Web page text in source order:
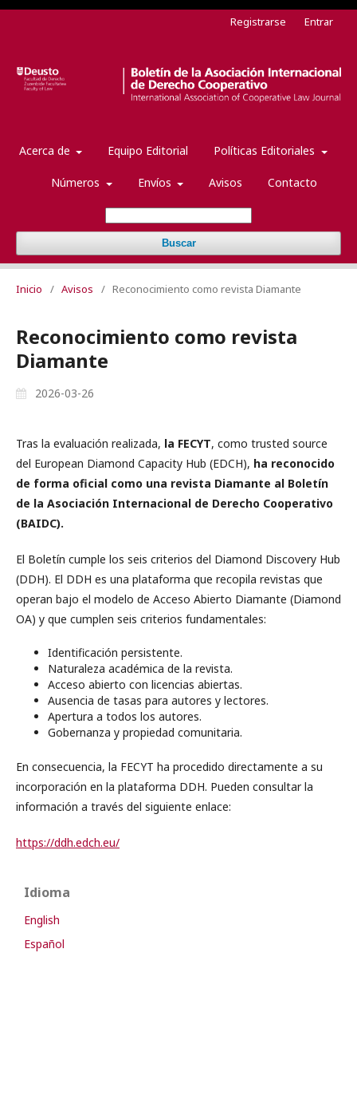
Acerca de Equipo Editorial Políticas Editoriales
Números Envíos Avisos Contacto
Buscar
Registrarse Entrar
Inicio / Avisos / Reconocimiento como revista Diamante
Reconocimiento como revista
Diamante
2026-03-26
Tras la evaluación realizada, la FECYT, como trusted source
del European Diamond Capacity Hub (EDCH), ha reconocido
de forma oficial como una revista Diamante al Boletín
de la Asociación Internacional de Derecho Cooperativo
(BAIDC).
El Boletín cumple los seis criterios del Diamond Discovery Hub
(DDH). El DDH es una plataforma que recopila revistas que
operan bajo el modelo de Acceso Abierto Diamante (Diamond
OA) y que cumplen seis criterios fundamentales:
Identificación persistente.
Naturaleza académica de la revista.
Acceso abierto con licencias abiertas.
Ausencia de tasas para autores y lectores.
Apertura a todos los autores.
Gobernanza y propiedad comunitaria.
En consecuencia, la FECYT ha procedido directamente a su
incorporación en la plataforma DDH. Pueden consultar la
información a través del siguiente enlace:
https://ddh.edch.eu/
Idioma
English
Español